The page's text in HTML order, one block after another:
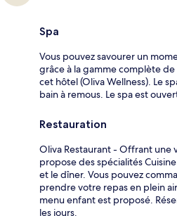
Spa
Vous pouvez savourer un
grâce à la gamme complète
cet hôtel (Oliva Wellness). Le
bain à remous. Le spa est
Restauration
Oliva Restaurant - Offrant une
propose des spécialités
et le dîner. Vous pouvez
prendre votre repas en plein
menu enfant est proposé.
les jours.